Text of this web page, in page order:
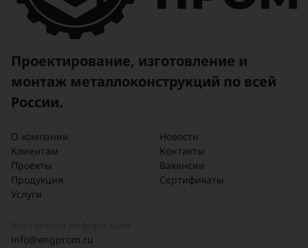
Проектирование, изготовление и
монтаж металлоконструкций по всей
России.
О компании
Клиентам
Проекты
Продукция
Услуги
Новости
Контакты
Вакансии
Сертификаты
info@engprom.ru